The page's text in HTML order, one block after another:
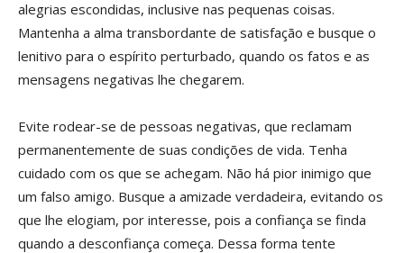
alegrias escondidas, inclusive nas pequenas coisas.
Mantenha a alma transbordante de satisfação e busque o
lenitivo para o espírito perturbado, quando os fatos e as
mensagens negativas lhe chegarem.
Evite rodear-se de pessoas negativas, que reclamam
permanentemente de suas condições de vida. Tenha
cuidado com os que se achegam. Não há pior inimigo que
um falso amigo. Busque a amizade verdadeira, evitando os
que lhe elogiam, por interesse, pois a confiança se finda
quando a desconfiança começa. Dessa forma tente